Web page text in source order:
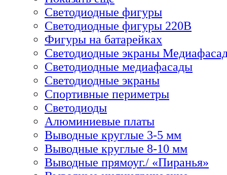
Светодиодные фигуры
Светодиодные фигуры 220В
Фигуры на батарейках
Светодиодные экраны
Светодиодные медиафасады
Светодиодные экраны
Спортивные периметры
Светодиоды
Алюминиевые платы
Выводные круглые 3-5 мм
Выводные круглые 8-10 мм
Выводные прямоуг./ «Пиранья»